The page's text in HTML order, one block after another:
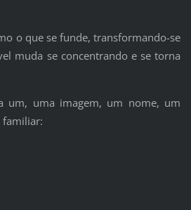
o que se funde, transformando-se
muda se concentrando e se torna
um, uma imagem, um nome, um